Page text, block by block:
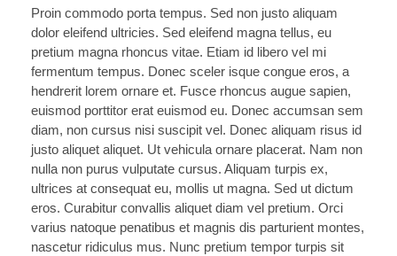
Proin commodo porta tempus. Sed non justo aliquam
dolor eleifend ultricies. Sed eleifend magna tellus, eu
pretium magna rhoncus vitae. Etiam id libero vel mi
fermentum tempus. Donec sceler isque congue eros, a
hendrerit lorem ornare et. Fusce rhoncus augue sapien,
euismod porttitor erat euismod eu. Donec accumsan sem
diam, non cursus nisi suscipit vel. Donec aliquam risus id
justo aliquet aliquet. Ut vehicula ornare placerat. Nam non
nulla non purus vulputate cursus. Aliquam turpis ex,
ultrices at consequat eu, mollis ut magna. Sed ut dictum
eros. Curabitur convallis aliquet diam vel pretium. Orci
varius natoque penatibus et magnis dis parturient montes,
nascetur ridiculus mus. Nunc pretium tempor turpis sit